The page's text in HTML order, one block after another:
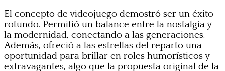
El concepto de videojuego demostró ser un éxito
rotundo. Permitió un balance entre la nostalgia y
la modernidad, conectando a las generaciones.
Además, ofreció a las estrellas del reparto una
oportunidad para brillar en roles humorísticos y
extravagantes, algo que la propuesta original de la